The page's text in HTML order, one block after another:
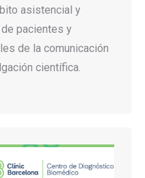
asistencial y
pacientes y
de la comunicación
científica.